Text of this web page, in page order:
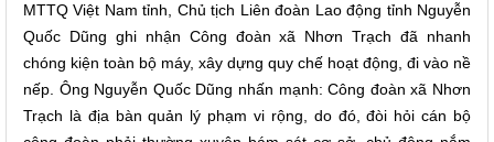
MTTQ Việt Nam tỉnh, Chủ tịch Liên đoàn Lao động tỉnh Nguyễn
Quốc Dũng ghi nhận Công đoàn xã Nhơn Trạch đã nhanh
chóng kiện toàn bộ máy, xây dựng quy chế hoạt động, đi vào nề
nếp. Ông Nguyễn Quốc Dũng nhấn mạnh: Công đoàn xã Nhơn
Trạch là địa bàn quản lý phạm vi rộng, do đó, đòi hỏi cán bộ